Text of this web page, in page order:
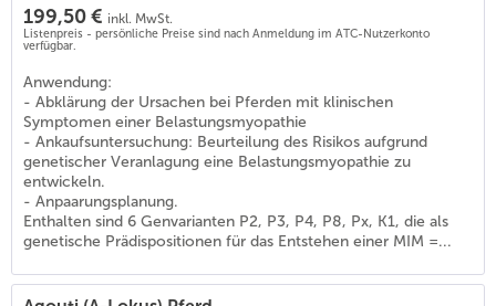
199,50 € inkl. MwSt.
Listenpreis - persönliche Preise sind nach Anmeldung im ATC-Nutzerkonto
verfügbar.
Anwendung:
- Abklärung der Ursachen bei Pferden mit klinischen
Symptomen einer Belastungsmyopathie
- Ankaufsuntersuchung: Beurteilung des Risikos aufgrund
genetischer Veranlagung eine Belastungsmyopathie zu
entwickeln.
- Anpaarungsplanung.
Enthalten sind 6 Genvarianten P2, P3, P4, P8, Px, K1, die als
genetische Prädispositionen für das Entstehen einer MIM =...